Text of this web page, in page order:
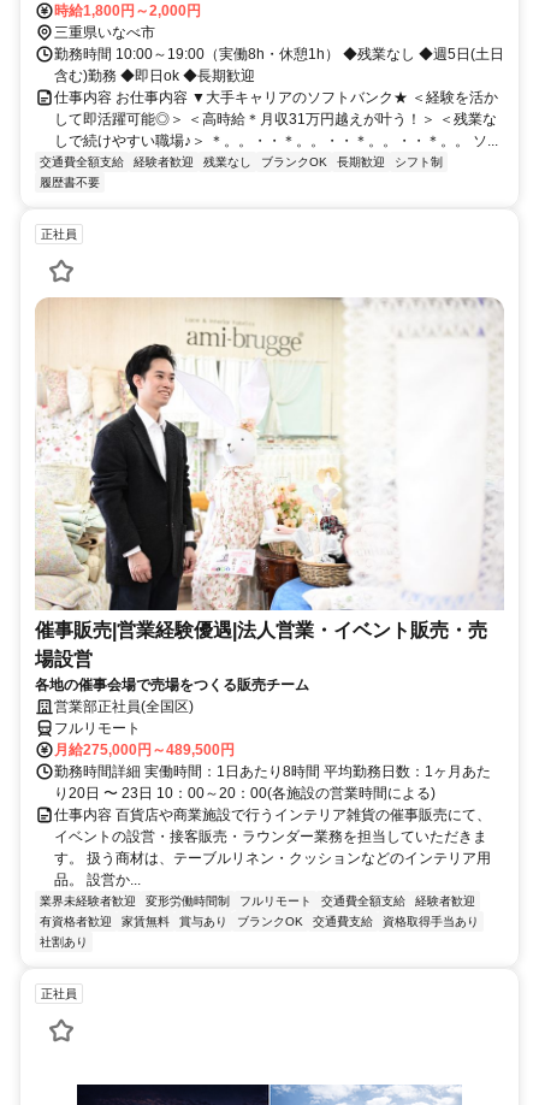
時給1,800円～2,000円
三重県いなべ市
勤務時間 10:00～19:00（実働8h・休憩1h） ◆残業なし ◆週5日(土日
含む)勤務 ◆即日ok ◆長期歓迎
仕事内容 お仕事内容 ▼大手キャリアのソフトバンク★ ＜経験を活か
して即活躍可能◎＞ ＜高時給＊月収31万円越えが叶う！＞ ＜残業な
しで続けやすい職場♪＞ ＊。。・・＊。。・・＊。。・・＊。。 ソ...
交通費全額支給 経験者歓迎 残業なし ブランクOK 長期歓迎
シフト制
履歴書不要
正社員
催事販売|営業経験優遇|法人営業・イベント販売・売
場設営
各地の催事会場で売場をつくる販売チーム
営業部正社員(全国区)
フルリモート
月給275,000円～489,500円
勤務時間詳細 実働時間：1日あたり8時間 平均勤務日数：1ヶ月あた
り20日 〜 23日 10：00～20：00(各施設の営業時間による)
仕事内容 百貨店や商業施設で行うインテリア雑貨の催事販売にて、
イベントの設営・接客販売・ラウンダー業務を担当していただきま
す。 扱う商材は、テーブルリネン・クッションなどのインテリア用
品。 設営か...
業界未経験者歓迎 変形労働時間制 フルリモート 交通費全額支給
経験者歓迎
有資格者歓迎
家賃無料 賞与あり ブランクOK 交通費支給
資格取得手当あり
社割あり
正社員